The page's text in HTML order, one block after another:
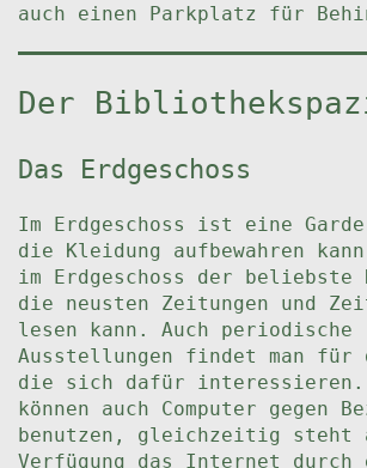
auch einen Parkplatz für
Der
Das Erdgeschoss
Im Erdgeschoss ist eine
die Kleidung aufbewahren
im Erdgeschoss der beliebste
die neusten Zeitungen und
lesen kann. Auch periodische
Ausstellungen findet man für
die sich dafür interessieren.
können auch Computer gegen
benutzen, gleichzeitig steht
Verfügung das Internet